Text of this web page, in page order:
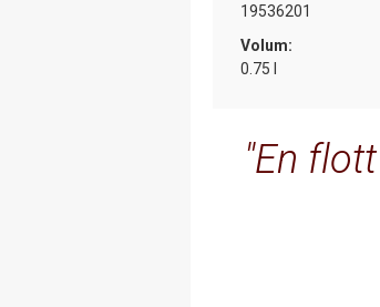
19536201
Volum:
0.75 l
En